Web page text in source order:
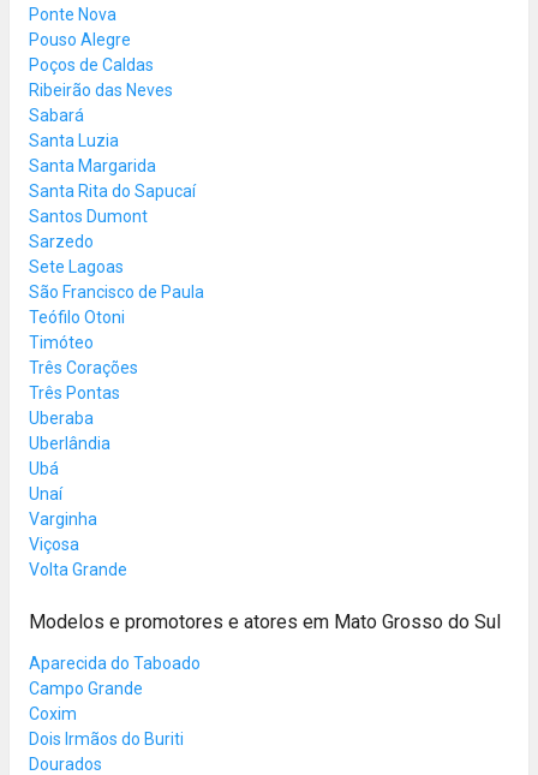
Ponte Nova
Pouso Alegre
Poços de Caldas
Ribeirão das Neves
Sabará
Santa Luzia
Santa Margarida
Santa Rita do Sapucaí
Santos Dumont
Sarzedo
Sete Lagoas
São Francisco de Paula
Teófilo Otoni
Timóteo
Três Corações
Três Pontas
Uberaba
Uberlândia
Ubá
Unaí
Varginha
Viçosa
Volta Grande
Modelos e promotores e atores em Mato Grosso do Sul
Aparecida do Taboado
Campo Grande
Coxim
Dois Irmãos do Buriti
Dourados